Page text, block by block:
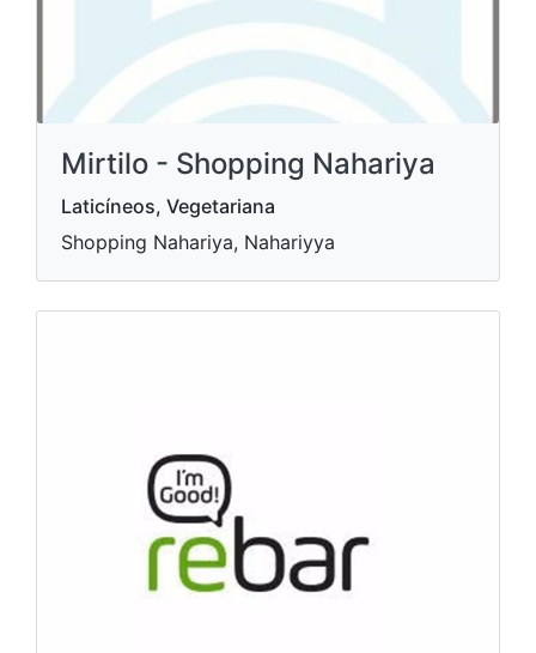
Mirtilo - Shopping Nahariya
Laticíneos, Vegetariana
Shopping Nahariya, Nahariyya